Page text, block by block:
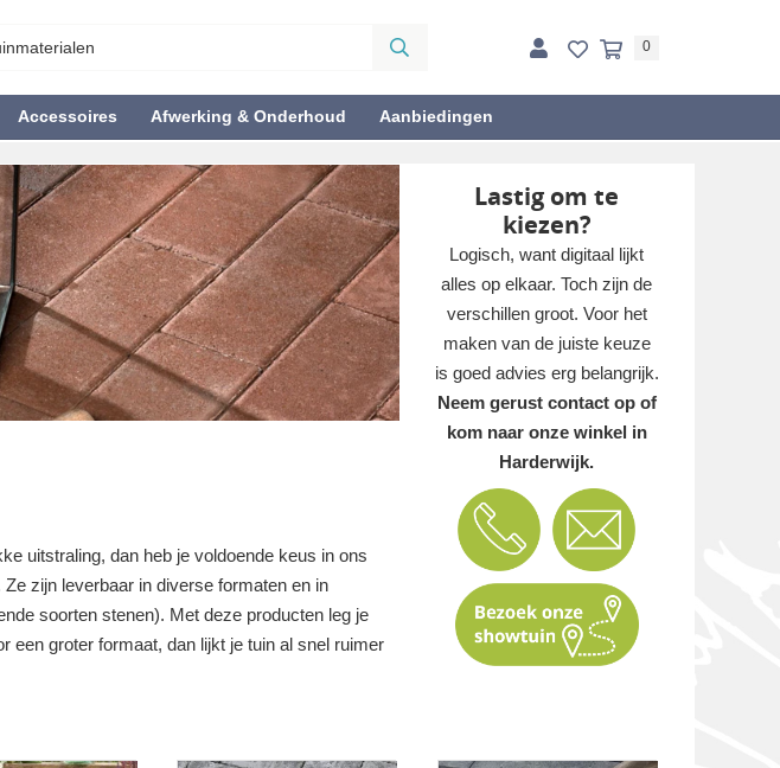
0
Accessoires Afwerking & Onderhoud Aanbiedingen
uitstraling, dan heb je voldoende keus in ons
zijn leverbaar in diverse formaten en in
soorten stenen). Met deze producten leg je
een groter formaat, dan lijkt je tuin al snel ruimer
Lastig om te
kiezen?
Logisch, want digitaal lijkt
alles op elkaar. Toch zijn de
verschillen groot. Voor het
maken van de juiste keuze
is goed advies erg belangrijk.
Neem gerust contact op of
kom naar onze winkel in
Harderwijk.